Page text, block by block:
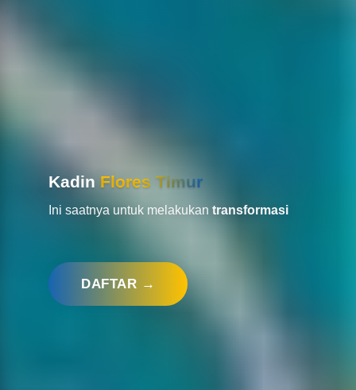
Kadin Flores Timur
Ini saatnya untuk melakukantransformasi
DAFTAR →